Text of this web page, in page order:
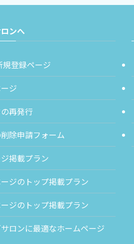
ンへ
規登録ページ
ジ
再発行
除申請フォーム
掲載プラン
ジのトップ掲載プラン
ジのトップ掲載プラン
ロンに最適なホームページ